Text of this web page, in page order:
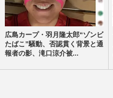
広島カープ・羽月隆太郎“ゾンビ
たばこ”騒動、否認貫く背景と通
報者の影、滝口涼介被...